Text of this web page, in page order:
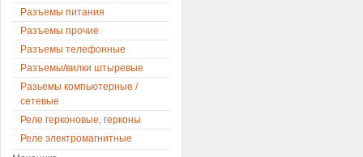
Разъемы питания
Разъемы прочие
Разъемы телефонные
Разъемы/вилки штыревые
Разьемы компьютерные /
сетевые
Реле герконовые, герконы
Реле электромагнитные